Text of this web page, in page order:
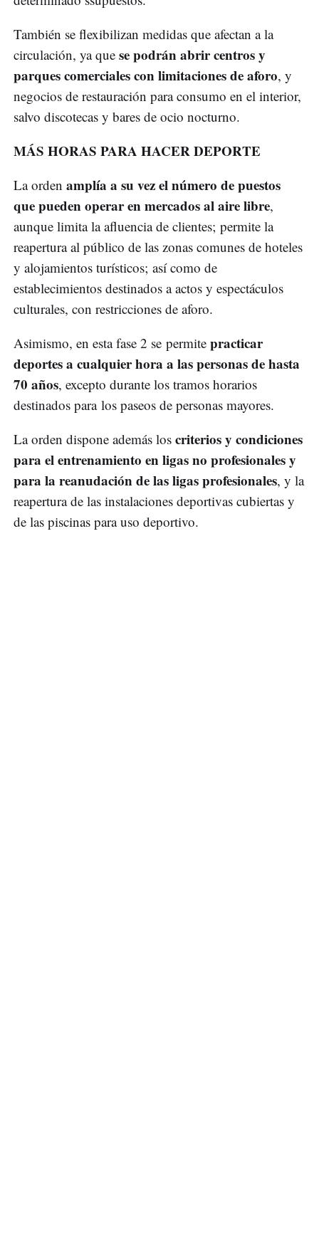
También se flexibilizan medidas que afectan a la
circulación, ya que se podrán abrir centros y
parques comerciales con limitaciones de aforo, y
negocios de restauración para consumo en el interior,
salvo discotecas y bares de ocio nocturno.
MÁS HORAS PARA HACER DEPORTE
La orden amplía a su vez el número de puestos
que pueden operar en mercados al aire libre,
aunque limita la afluencia de clientes; permite la
reapertura al público de las zonas comunes de hoteles
y alojamientos turísticos; así como de
establecimientos destinados a actos y espectáculos
culturales, con restricciones de aforo.
Asimismo, en esta fase 2 se permite practicar
deportes a cualquier hora a las personas de hasta
70 años, excepto durante los tramos horarios
destinados para los paseos de personas mayores.
La orden dispone además los criterios y condiciones
para el entrenamiento en ligas no profesionales y
para la reanudación de las ligas profesionales, y la
reapertura de las instalaciones deportivas cubiertas y
de las piscinas para uso deportivo.